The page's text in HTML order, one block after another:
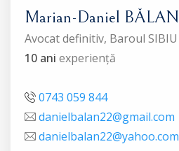
Marian-Daniel BĂLAN
Avocat definitiv, Baroul SIBIU
10 ani experiență
0743 059 844
danielbalan22@gmail.com
danielbalan22@yahoo.com